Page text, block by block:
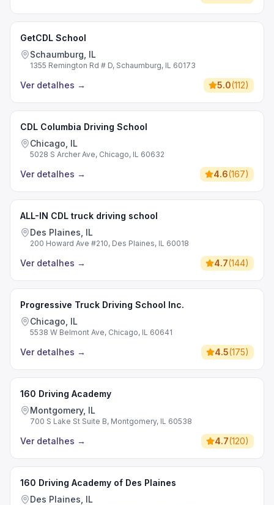
GetCDL School
Schaumburg, IL
1355 Remington Rd # D, Schaumburg, IL 60173
Ver detalhes → 5.0(112)
CDL Columbia Driving School
Chicago, IL
5028 S Archer Ave, Chicago, IL 60632
Ver detalhes → 4.6(167)
ALL-IN CDL truck driving school
Des Plaines, IL
200 Howard Ave #210, Des Plaines, IL 60018
Ver detalhes → 4.7(144)
Progressive Truck Driving School Inc.
Chicago, IL
5538 W Belmont Ave, Chicago, IL 60641
Ver detalhes → 4.5(175)
160 Driving Academy
Montgomery, IL
700 S Lake St Suite B, Montgomery, IL 60538
Ver detalhes → 4.7(120)
160 Driving Academy of Des Plaines
Des Plaines, IL